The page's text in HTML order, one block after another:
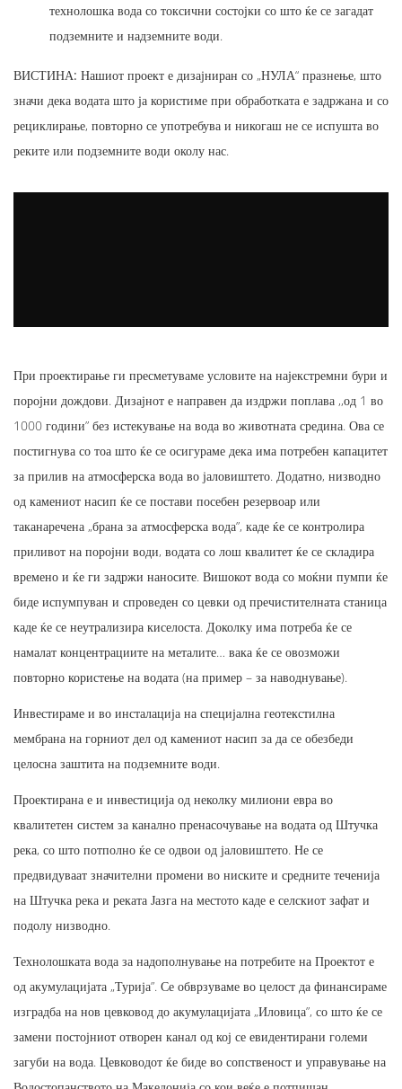
технолошка вода со токсични состојки со што ќе се загадат
подземните и надземните води.
ВИСТИНА: Нашиот проект е дизајниран со „НУЛА“ празнење, што
значи дека водата што ја користиме при обработката е задржана и со
рециклирање, повторно се употребува и никогаш не се испушта во
реките или подземните води околу нас.
При проектирање ги пресметуваме условите на најекстремни бури и
поројни дождови. Дизајнот е направен да издржи поплава ,,од 1 во
1000 години” без истекување на вода во животната средина. Ова се
постигнува со тоа што ќе се осигураме дека има потребен капацитет
за прилив на атмосферска вода во јаловиштето. Додатно, низводно
од камениот насип ќе се постави посебен резервоар или
таканаречена „брана за атмосферска вода”, каде ќе се контролира
приливот на поројни води, водата со лош квалитет ќе се складира
времено и ќе ги задржи наносите. Вишокот вода со моќни пумпи ќе
биде испумпуван и спроведен со цевки од пречистителната станица
каде ќе се неутрализира киселоста. Доколку има потреба ќе се
намалат концентрациите на металите… вака ќе се овозможи
повторно користење на водата (на пример – за наводнување).
Инвестираме и во инсталација на специјална геотекстилна
мембрана на горниот дел од камениот насип за да се обезбеди
целосна заштита на подземните води.
Проектирана е и инвестиција од неколку милиони евра во
квалитетен систем за канално пренасочување на водата од Штучка
река, со што потполно ќе се одвои од јаловиштето. Не се
предвидуваат значителни промени во ниските и средните теченија
на Штучка река и реката Јазга на местото каде е селскиот зафат и
подолу низводно.
Технолошката вода за надополнување на потребите на Проектот е
од акумулацијата „Турија”. Се обврзуваме во целост да финансираме
изградба на нов цевковод до акумулацијата „Иловица”, со што ќе се
замени постојниот отворен канал од кој се евидентирани големи
загуби на вода. Цевководот ќе биде во сопственост и управување на